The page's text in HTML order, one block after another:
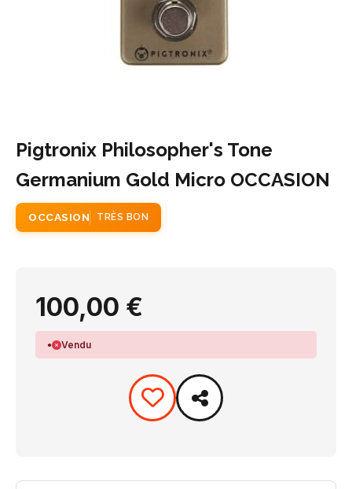
Pigtronix Philosopher's Tone
Germanium Gold Micro OCCASION
OCCASION TRÈS BON
100,00 €
Vendu